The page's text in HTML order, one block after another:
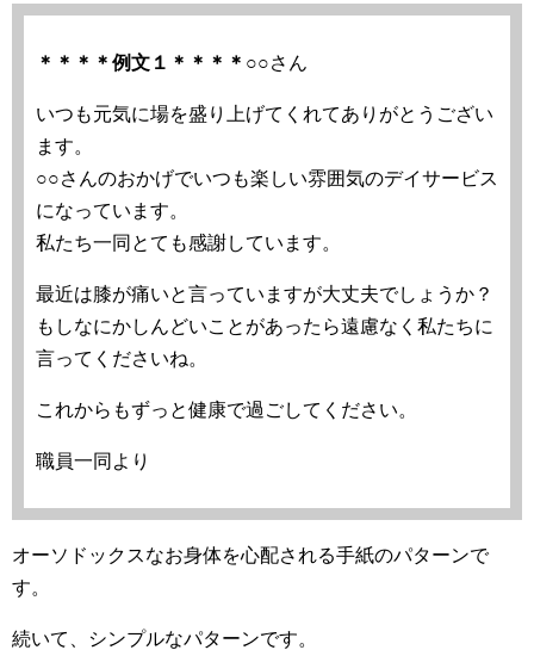
＊＊＊＊例文１＊＊＊＊ ○○さん
いつも元気に場を盛り上げてくれてありがとうござい
ます。
○○さんのおかげでいつも楽しい雰囲気のデイサービス
になっています。
私たち一同とても感謝しています。
最近は膝が痛いと言っていますが大丈夫でしょうか？
もしなにかしんどいことがあったら遠慮なく私たちに
言ってくださいね。
これからもずっと健康で過ごしてください。
職員一同より
オーソドックスなお身体を心配される手紙のパターンで
す。
続いて、シンプルなパターンです。